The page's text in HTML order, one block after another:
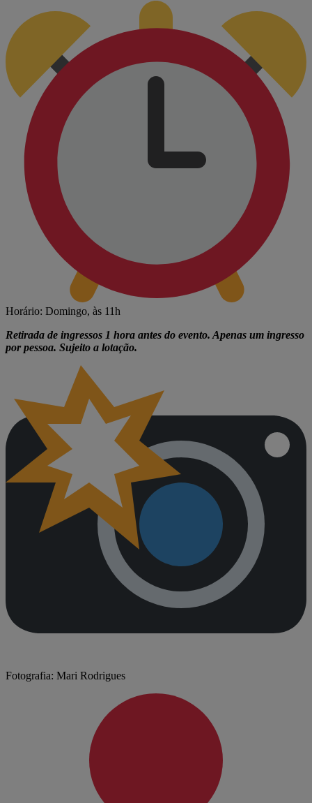
Horário: Domingo, às 11h
Retirada de ingressos 1 hora antes do evento. Apenas um ingresso
por pessoa. Sujeito a lotação.
Fotografia: Mari Rodrigues